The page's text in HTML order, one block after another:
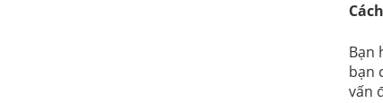
Bạn
bạn
vấn